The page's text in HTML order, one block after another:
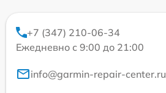
+7 (347) 210-06-34
Ежедневно с 9:00 до 21:00
info@garmin-repair-center.ru